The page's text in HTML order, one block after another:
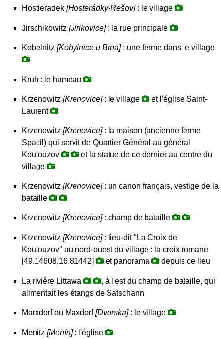
Hostieradek [Hosterádky-Rešov]: le village
Jirschikowitz [Jirikovice]: la rue principale
Kobelnitz [Kobylnice u Brna]: une ferme dans le village
Kruh : le hameau
Krzenowitz [Krenovice]: le village
et l'église Saint-
Laurent
Krzenowitz [Krenovice]: la maison (ancienne ferme
Spacil) qui servit de Quartier Général au général
Koutouzov
et la statue de ce dernier au centre du
village
Krzenowitz [Krenovice]: un canon français, vestige de la
bataille
Krzenowitz [Krenovice]: champ de bataille
Krzenowitz [Krenovice]: lieu-dit "La Croix de
Koutouzov" au nord-ouest du village : la croix romane
[49.14608,16.81442]
et panorama depuis ce lieu
La rivière Littawa
, à l'est du champ de bataille, qui
alimentait les étangs de Satschann
Marxdorf ou Maxdorf[Dvorska]: le village
Menitz [Menín]: l'église